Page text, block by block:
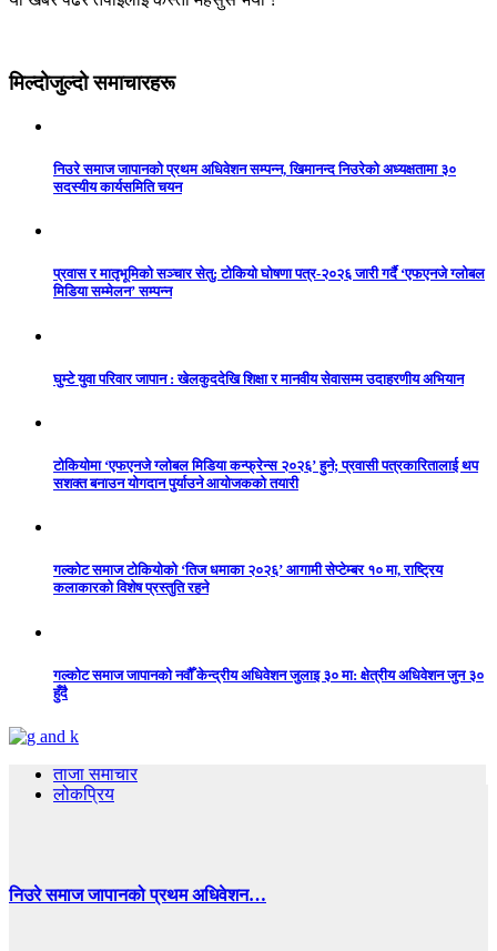
मिल्दोजुल्दो समाचारहरू
निउरे समाज जापानको प्रथम अधिवेशन सम्पन्न, खिमानन्द निउरेको अध्यक्षतामा ३०
सदस्यीय कार्यसमिति चयन
प्रवास र मातृभूमिको सञ्चार सेतु: टोकियो घोषणा पत्र-२०२६ जारी गर्दै ‘एफएनजे ग्लोबल
मिडिया सम्मेलन’ सम्पन्न
घुम्टे युवा परिवार जापान : खेलकुददेखि शिक्षा र मानवीय सेवासम्म उदाहरणीय अभियान
टोकियोमा ‘एफएनजे ग्लोबल मिडिया कन्फ्रेन्स २०२६’ हुने; प्रवासी पत्रकारितालाई थप
सशक्त बनाउन योगदान पुर्याउने आयोजकको तयारी
गल्कोट समाज टोकियोको ‘तिज धमाका २०२६’ आगामी सेप्टेम्बर १० मा, राष्ट्रिय
कलाकारको विशेष प्रस्तुति रहने
गल्कोट समाज जापानको नवौँ केन्द्रीय अधिवेशन जुलाइ ३० मा: क्षेत्रीय अधिवेशन जुन ३०
हुँदै
ताजा समाचार
लोकप्रिय
निउरे समाज जापानको प्रथम अधिवेशन…